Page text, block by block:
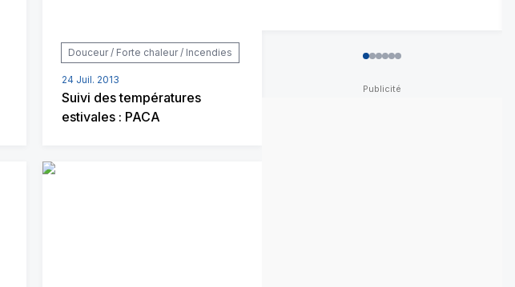
Douceur / Forte chaleur / Incendies
24 Juil. 2013
Suivi des températures
estivales : PACA
012345